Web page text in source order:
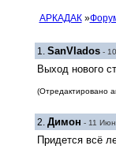
АРКАДАК»
1. SanVlados-
Выход нового
(Отредактировано
2. Димон - 11
Придется всё